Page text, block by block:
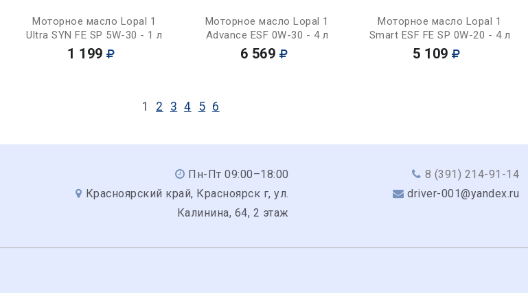
Купить
Моторное масло Lopal 1
Ultra SYN FE SP 5W-30 - 1 л
1 199
Купить
Моторное масло Lopal 1
Advance ESF 0W-30 - 4 л
6 569
Купить
Моторное масло Lopal 1
Smart ESF FE SP 0W-20 - 4 л
5 109
1 2 3 4 5 6
Пн-Пт 09:00–18:00
Красноярский край, Красноярск г, ул.
Калинина, 64, 2 этаж
8 (391) 214-91-14
driver-001@yandex.ru